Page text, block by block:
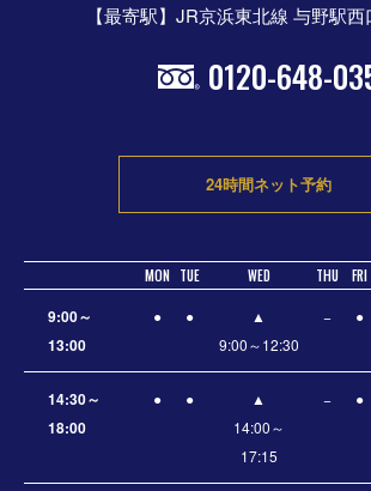
【最寄駅】JR京浜東北線 与野駅
0120-648-
24時間ネット予約
MON TUE WED THU FRI
9:00～
13:00
● ●
▲
9:00～12:30
− ●
14:30～
18:00
● ●
▲
14:00～
17:15
− ●